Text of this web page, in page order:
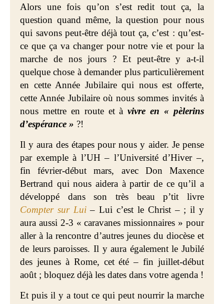
Alors une fois qu’on s’est redit tout ça, la
question quand même, la question pour nous
qui savons peut-être déjà tout ça, c’est : qu’est-
ce que ça va changer pour notre vie et pour la
marche de nos jours ? Et peut-être y a-t-il
quelque chose à demander plus particulièrement
en cette Année Jubilaire qui nous est offerte,
cette Année Jubilaire où nous sommes invités à
nous mettre en route et àvivre en « pèlerins
d’espérance » ?!
Il y aura des étapes pour nous y aider. Je pense
par exemple à l’UH – l’Université d’Hiver –,
fin février-début mars, avec Don Maxence
Bertrand qui nous aidera à partir de ce qu’il a
développé dans son très beau p’tit livre
Compter sur Lui – Lui c’est le Christ – ; il y
aura aussi 2-3 « caravanes missionnaires » pour
aller à la rencontre d’autres jeunes du diocèse et
de leurs paroisses. Il y aura également le Jubilé
des jeunes à Rome, cet été – fin juillet-début
août ; bloquez déjà les dates dans votre agenda !
Et puis il y a tout ce qui peut nourrir la marche